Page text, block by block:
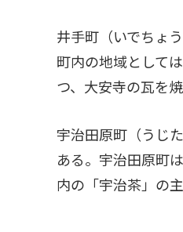
井手町（いでちょ
町内の地域として
つ、大安寺の瓦を
宇治田原町（うじ
ある。宇治田原町
内の「宇治茶」の